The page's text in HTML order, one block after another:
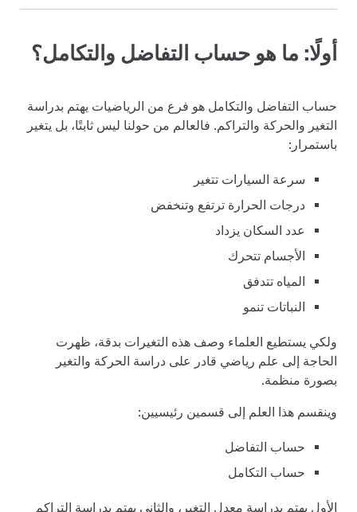
أولًا: ما هو حساب التفاضل والتكامل؟
حساب التفاضل والتكامل هو فرع من الرياضيات يهتم بدراسة
التغير والحركة والتراكم. فالعالم من حولنا ليس ثابتًا، بل يتغير
باستمرار:
سرعة السيارات تتغير
درجات الحرارة ترتفع وتنخفض
عدد السكان يزداد
الأجسام تتحرك
المياه تتدفق
النباتات تنمو
ولكي يستطيع العلماء وصف هذه التغيرات بدقة، ظهرت
الحاجة إلى علم رياضي قادر على دراسة الحركة والتغير
بصورة منظمة.
وينقسم هذا العلم إلى قسمين رئيسيين:
حساب التفاضل
حساب التكامل
الأول يهتم بدراسة معدل التغير، والثاني يهتم بدراسة التراكم